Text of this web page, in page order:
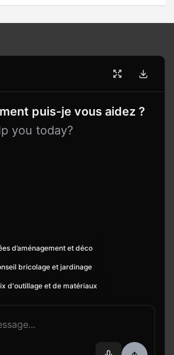
puis-je vous aidez ?
you today?
d’aménagement et déco
bricolage et jardinage
d'outillage et de matériaux